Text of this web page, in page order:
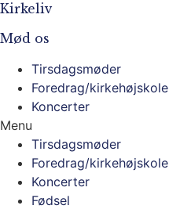
Kirkeliv
Mød os
Tirsdagsmøder
Foredrag/kirkehøjskole
Koncerter
Menu
Tirsdagsmøder
Foredrag/kirkehøjskole
Koncerter
Fødsel